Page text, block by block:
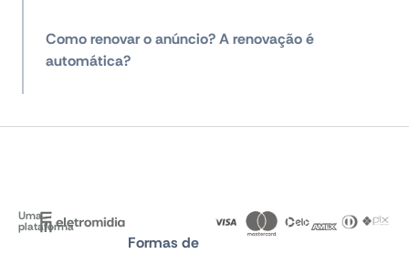
Como renovar o anúncio? A renovação é
automática?
Uma
plataforma
Formas de